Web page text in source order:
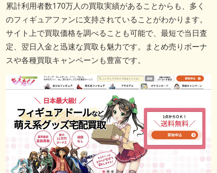
累計利用者数170万人の買取実績があることからも、多く
のフィギュアファンに支持されていることがわかります。
サイト上で買取価格を調べることも可能で、最短で当日査
定、翌日入金と迅速な買取も魅力です。まとめ売りボーナ
スや各種買取キャンペーンも豊富です。